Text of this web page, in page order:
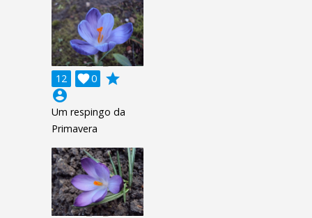
12 0

grade
account_circle
Um respingo da
Primavera